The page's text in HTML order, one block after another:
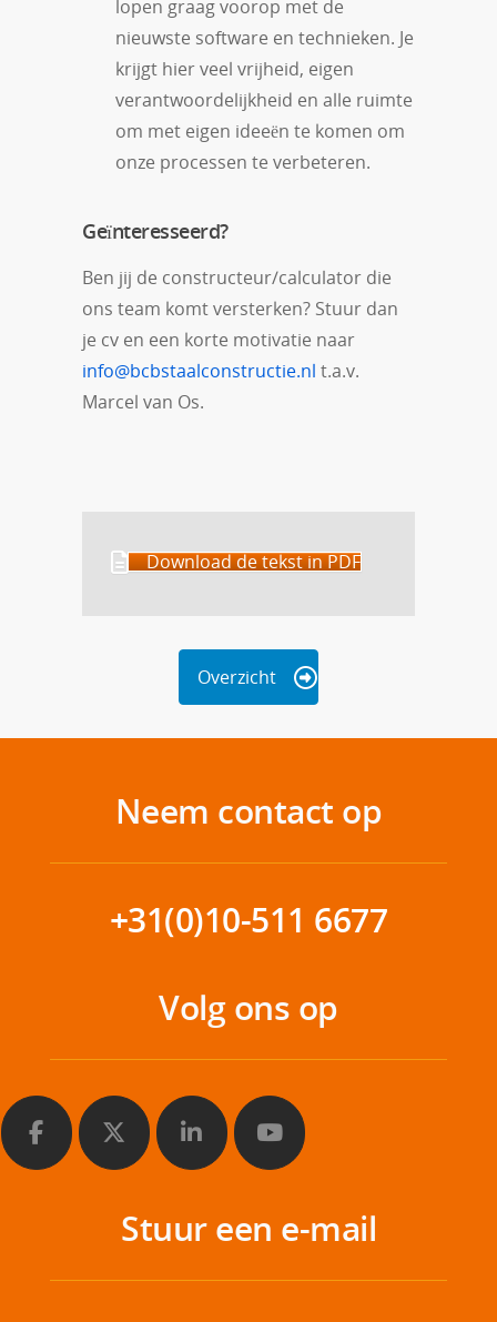
lopen graag voorop met de
nieuwste software en technieken. Je
krijgt hier veel vrijheid, eigen
verantwoordelijkheid en alle ruimte
om met eigen ideeën te komen om
onze processen te verbeteren.
Geïnteresseerd?
Ben jij de constructeur/calculator die
ons team komt versterken? Stuur dan
je cv en een korte motivatie naar
info@bcbstaalconstructie.nl t.a.v.
Marcel van Os.
Download de tekst in PDF
Overzicht
Neem contact op
+31(0)10-511 6677
Volg ons op
Stuur een e-mail